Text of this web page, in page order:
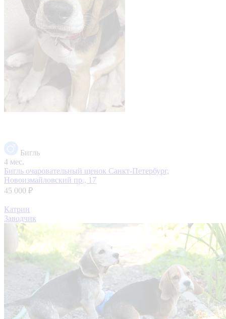
Бигль
4 мес.
Бигль очаровательный щенок Санкт-Петербург,
Новоизмайловский пр., 17
45 000 ₽
Катрин
Заводчик